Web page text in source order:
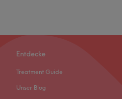
Entdecke
Treatment Guide
Unser Blog